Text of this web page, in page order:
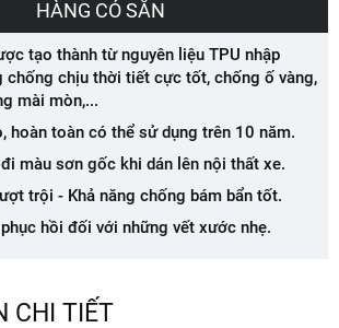
HÀNG CÓ SẴN
tạo thành từ nguyên liệu TPU nhập
chống chịu thời tiết cực tốt, chống ố vàng,
mài mòn,...
hoàn toàn có thể sử dụng trên 10 năm.
màu sơn gốc khi dán lên nội thất xe.
trội - Khả năng chống bám bẩn tốt.
hồi đối với những vết xước nhẹ.
CHI TIẾT